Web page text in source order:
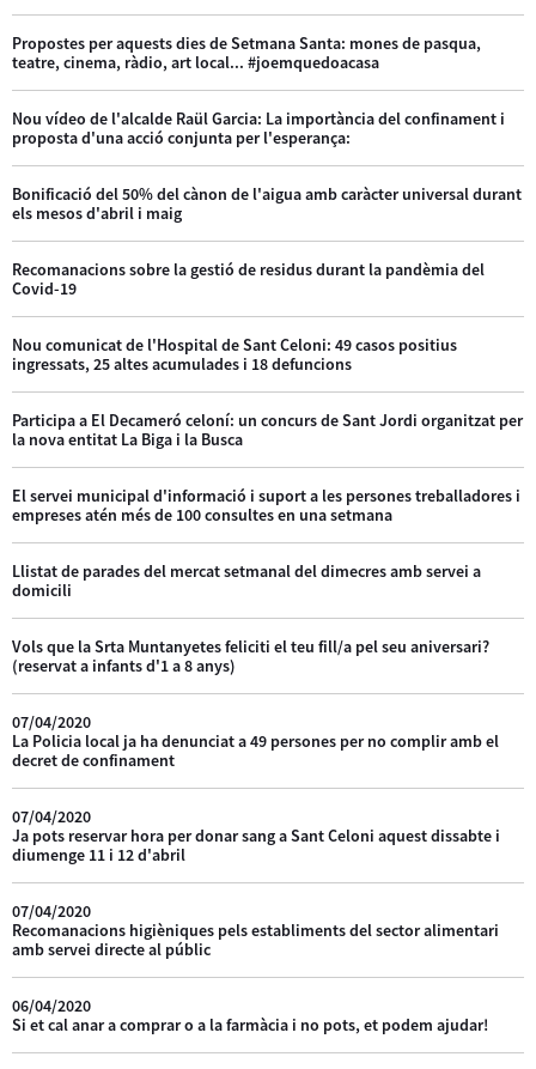
Propostes per aquests dies de Setmana Santa: mones de pasqua,
teatre, cinema, ràdio, art local... #joemquedoacasa
Nou vídeo de l'alcalde Raül Garcia: La importància del confinament i
proposta d'una acció conjunta per l'esperança:
Bonificació del 50% del cànon de l'aigua amb caràcter universal durant
els mesos d'abril i maig
Recomanacions sobre la gestió de residus durant la pandèmia del
Covid-19
Nou comunicat de l'Hospital de Sant Celoni: 49 casos positius
ingressats, 25 altes acumulades i 18 defuncions
Participa a El Decameró celoní: un concurs de Sant Jordi organitzat per
la nova entitat La Biga i la Busca
El servei municipal d'informació i suport a les persones treballadores i
empreses atén més de 100 consultes en una setmana
Llistat de parades del mercat setmanal del dimecres amb servei a
domicili
Vols que la Srta Muntanyetes feliciti el teu fill/a pel seu aniversari?
(reservat a infants d'1 a 8 anys)
07/04/2020
La Policia local ja ha denunciat a 49 persones per no complir amb el
decret de confinament
07/04/2020
Ja pots reservar hora per donar sang a Sant Celoni aquest dissabte i
diumenge 11 i 12 d'abril
07/04/2020
Recomanacions higièniques pels establiments del sector alimentari
amb servei directe al públic
06/04/2020
Si et cal anar a comprar o a la farmàcia i no pots, et podem ajudar!